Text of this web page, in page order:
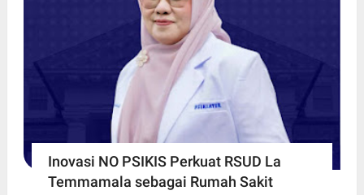
Inovasi NO PSIKIS Perkuat RSUD La
Temmamala sebagai Rumah Sakit